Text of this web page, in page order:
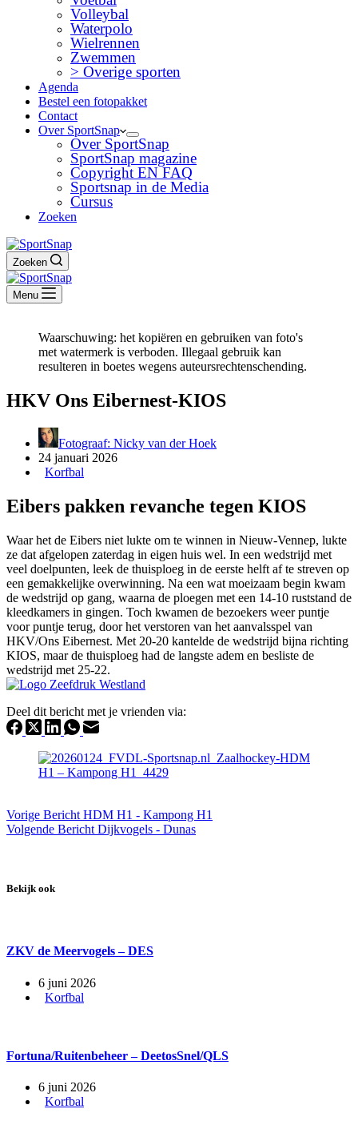
Volleybal
Waterpolo
Wielrennen
Zwemmen
> Overige sporten
Agenda
Bestel een fotopakket
Contact
Over SportSnap
Over SportSnap
SportSnap magazine
Copyright EN FAQ
Sportsnap in de Media
Cursus
Zoeken
Zoeken
Menu
Waarschuwing: het kopiëren en gebruiken van foto's
met watermerk is verboden. Illegaal gebruik kan
resulteren in boetes wegens auteursrechtenschending.
HKV Ons Eibernest-KIOS
Fotograaf: Nicky van der Hoek
24 januari 2026
Korfbal
Eibers pakken revanche tegen KIOS
Waar het de Eibers niet lukte om te winnen in Nieuw-Vennep, lukte
ze dat afgelopen zaterdag in eigen huis wel. In een wedstrijd met
veel doelpunten, leek de thuisploeg in de eerste helft af te streven op
een gemakkelijke overwinning. Na een wat moeizaam begin kwam
de wedstrijd op gang, waarna de ploegen met een 14-10 ruststand de
kleedkamers in gingen. Toch kwamen de bezoekers weer puntje
voor puntje terug, door het verstoren van het aanvalsspel van
HKV/Ons Eibernest. Met 20-20 kantelde de wedstrijd bijna richting
KIOS, maar de thuisploeg had de langste adem en besliste de
wedstrijd met 25-22.
Deel dit bericht met je vrienden via:
Vorige Bericht HDM H1 - Kampong H1
Volgende Bericht Dijkvogels - Dunas
Bekijk ook
ZKV de Meervogels – DES
6 juni 2026
Korfbal
Fortuna/Ruitenbeheer – DeetosSnel/QLS
6 juni 2026
Korfbal